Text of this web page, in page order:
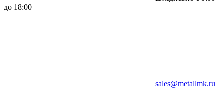
до 18:00
sales@metallmk.ru